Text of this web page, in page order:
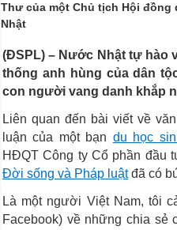
Thư của một Chủ tịch Hội
Nhật
(ĐSPL) – Nước Nhật tự hào
thống anh hùng của dân
con người vang danh khắp
Liên quan đến bài viết về
luận của một bạn du học
HĐQT Công ty Cổ phần đầu
Đời sống và Pháp luậtđã có
Là một người Việt Nam, tôi
Facebook) về những chia sẻ